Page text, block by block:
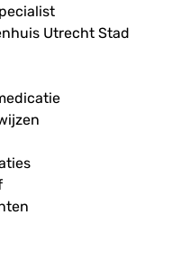
Utrecht Stad